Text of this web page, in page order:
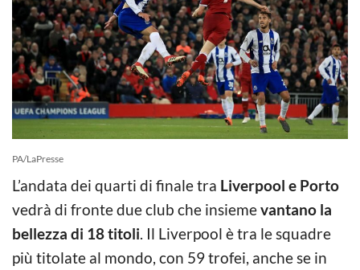
PA/LaPresse
L’andata dei quarti di finale tra Liverpool e Porto
vedrà di fronte due club che insiemevantano la
bellezza di 18 titoli. Il Liverpool è tra le squadre
più titolate al mondo, con 59 trofei, anche se in